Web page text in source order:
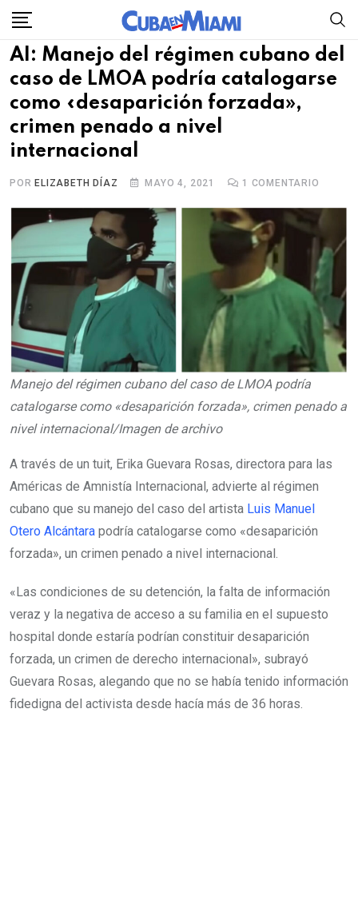
Skip
content
AI: Manejo del régimen cubano del
caso de LMOA podría catalogarse
como «desaparición forzada»,
crimen penado a nivel
internacional
POR ELIZABETH DÍAZ MAYO 4, 2021 1 COMENTARIO
Manejo del régimen cubano del caso de LMOA podría
catalogarse como «desaparición forzada», crimen penado a
nivel internacional/Imagen de archivo
A través de un tuit, Erika Guevara Rosas, directora para las
Américas de Amnistía Internacional, advierte al régimen
cubano que su manejo del caso del artista Luis Manuel
Otero Alcántara podría catalogarse como «desaparición
forzada», un crimen penado a nivel internacional.
«Las condiciones de su detención, la falta de información
veraz y la negativa de acceso a su familia en el supuesto
hospital donde estaría podrían constituir desaparición
forzada, un crimen de derecho internacional», subrayó
Guevara Rosas, alegando que no se había tenido información
fidedigna del activista desde hacía más de 36 horas.